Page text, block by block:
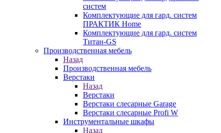
систем
Комплектующие для гард. систем
ПРАКТИК Home
Комплектующие для гард. систем
Титан-GS
Производственная мебель
Назад
Производственная мебель
Верстаки
Назад
Верстаки
Верстаки слесарные Garage
Верстаки слесарные Profi W
Инструментальные шкафы
Назад